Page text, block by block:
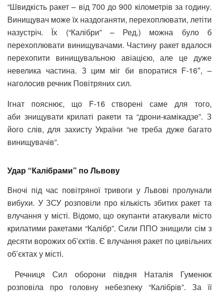
“Швидкість ракет – від 700 до 900 кілометрів за годину.
Винищувач може їх наздоганяти, перехоплювати, летіти
назустріч. Їх (“Калібри” – Ред.) можна було б
перехоплювати винищувачами. Частину ракет вдалося
перехопити винищувальною авіацією, але це дуже
невелика частина. З цим міг би впоратися F-16″, –
наголосив речник Повітряних сил.
Ігнат пояснює, що F-16 створені саме для того,
аби знищувати крилаті ракети та “дрони-камікадзе”. З
його слів, для захисту України “не треба дуже багато
винищувачів”.
Удар “Калібрами” по Львову
Вночі під час повітряної тривоги у Львові пролунали
вибухи. У ЗСУ розповіли про кількість збитих ракет та
влучання у місті. Відомо, що окупанти атакували місто
крилатими ракетами “Калібр”. Сили ППО знищили сім з
десяти ворожих об’єктів. Є влучання ракет по цивільних
об’єктах у місті.
Речниця Сил оборони півдня Наталія Гуменюк
розповіла про головну небезпеку “Калібрів”. За її